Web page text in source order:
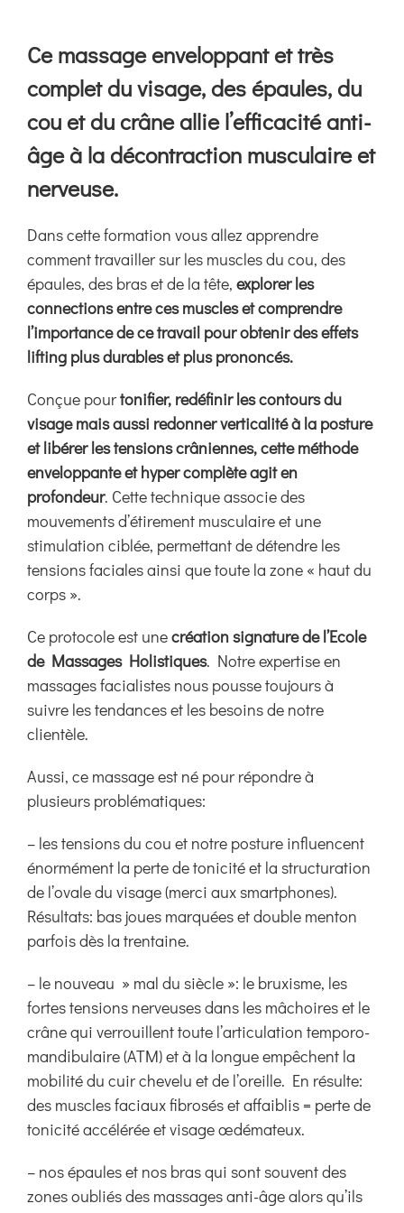
Ressources
Contact
Ce massage enveloppant et très
complet du visage, des épaules, du
cou et du crâne allie l’efficacité anti-
âge à la décontraction musculaire et
nerveuse.
Dans cette formation vous allez apprendre
comment travailler sur les muscles du cou, des
épaules, des bras et de la tête, explorer les
connections entre ces muscles et comprendre
l’importance de ce travail pour obtenir des effets
lifting plus durables et plus prononcés.
Conçue pourtonifier, redéfinir les contours du
visage mais aussi redonner verticalité à la posture
et libérer les tensions crâniennes, cette méthode
enveloppante et hyper complète agit en
profondeur. Cette technique associe des
mouvements d’étirement musculaire et une
stimulation ciblée, permettant de détendre les
tensions faciales ainsi que toute la zone « haut du
corps ».
Ce protocole est unecréation signature de l’Ecole
de Massages Holistiques. Notre expertise en
massages facialistes nous pousse toujours à
suivre les tendances et les besoins de notre
clientèle.
Aussi, ce massage est né pour répondre à
plusieurs problématiques:
– les tensions du cou et notre posture influencent
énormément la perte de tonicité et la structuration
de l’ovale du visage (merci aux smartphones).
Résultats: bas joues marquées et double menton
parfois dès la trentaine.
– le nouveau » mal du siècle »: le bruxisme, les
fortes tensions nerveuses dans les mâchoires et le
crâne qui verrouillent toute l’articulation temporo-
mandibulaire (ATM) et à la longue empêchent la
mobilité du cuir chevelu et de l’oreille. En résulte:
des muscles faciaux fibrosés et affaiblis = perte de
tonicité accélérée et visage œdémateux.
– nos épaules et nos bras qui sont souvent des
zones oubliés des massages anti-âge alors qu’ils